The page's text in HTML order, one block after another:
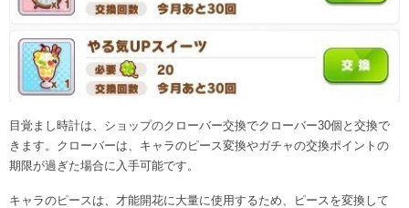
目覚まし時計は、ショップのクローバー交換でクローバー30個と交換で
きます。クローバーは、キャラのピース変換やガチャの交換ポイントの
期限が過ぎた場合に入手可能です。
キャラのピースは、才能開花に大量に使用するため、ピースを変換して